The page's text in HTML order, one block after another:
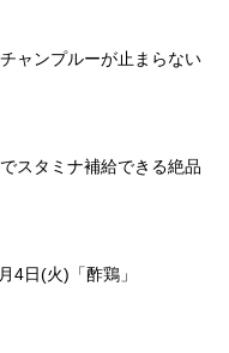
ャンプルーが止まらない
スタミナ補給できる絶品
4日(火)「酢鶏」